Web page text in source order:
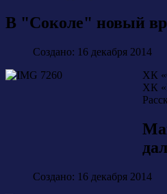
В "Соколе" новый
Создано: 16 декабря 2014
ХК
ХК
Создано: 16 декабря 2014